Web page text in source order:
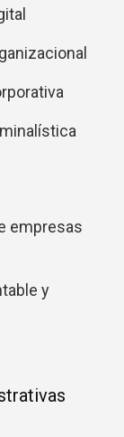
empresas
y